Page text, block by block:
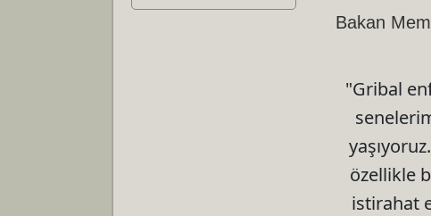
Bakan
"Gribal
özellikle
istirahat